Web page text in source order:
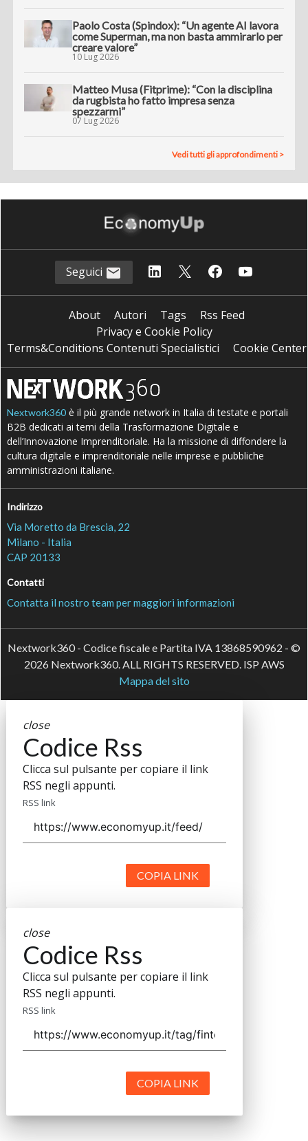
Paolo Costa (Spindox): “Un agente AI lavora
come Superman, ma non basta ammirarlo per
creare valore”
10 Lug 2026
Matteo Musa (Fitprime): “Con la disciplina
da rugbista ho fatto impresa senza
spezzarmi”
07 Lug 2026
Vedi tutti gli approfondimenti >
Seguici
About Autori Tags
Rss Feed
Privacy e Cookie Policy
Terms&Conditions Contenuti Specialistici
Cookie Center
Nextwork360 è il più grande network in Italia di testate e portali
B2B dedicati ai temi della Trasformazione Digitale e
dell’Innovazione Imprenditoriale. Ha la missione di diffondere la
cultura digitale e imprenditoriale nelle imprese e pubbliche
amministrazioni italiane.
Indirizzo
Via Moretto da Brescia, 22
Milano - Italia
CAP 20133
Contatti
Contatta il nostro team per maggiori informazioni
Nextwork360 - Codice fiscale e Partita IVA 13868590962 - ©
2026 Nextwork360. ALL RIGHTS RESERVED. ISP AWS
Mappa del sito
close
Codice Rss
Clicca sul pulsante per copiare il link
RSS negli appunti.
RSS link
COPIA LINK
close
Codice Rss
Clicca sul pulsante per copiare il link
RSS negli appunti.
RSS link
COPIA LINK